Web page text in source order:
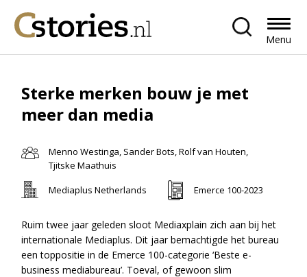
Menu
Sterke merken bouw je met
meer dan media
Menno Westinga, Sander Bots, Rolf van Houten,
Tjitske Maathuis
Mediaplus Netherlands
Emerce 100-2023
Ruim twee jaar geleden sloot Mediaxplain zich aan bij het
internationale Mediaplus. Dit jaar bemachtigde het bureau
een toppositie in de Emerce 100-categorie ‘Beste e-
business mediabureau’. Toeval, of gewoon slim